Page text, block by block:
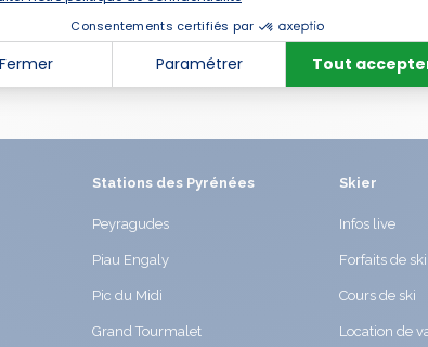
Stations des Pyrénées
Peyragudes
Piau Engaly
Pic du Midi
Grand Tourmalet
Skier
Infos live
Forfaits de ski
Cours de ski
Location de